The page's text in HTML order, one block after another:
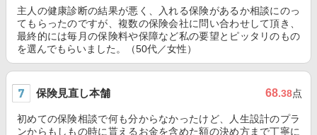
主人の健康診断の結果が悪く、入れる保険があるか相談にのっ
てもらったのですが、複数の保険会社に問い合わせして頂き、
最終的には毎月の保険料や保障など私の要望とピッタリのもの
を選んでもらいました。（50代／女性）
保険見直し本舗 68.38点
初めての保険相談で何も分からなかったけど、人生設計のプラ
ンからもしもの時に貰えるお金を含めた額の決め方まで丁寧に